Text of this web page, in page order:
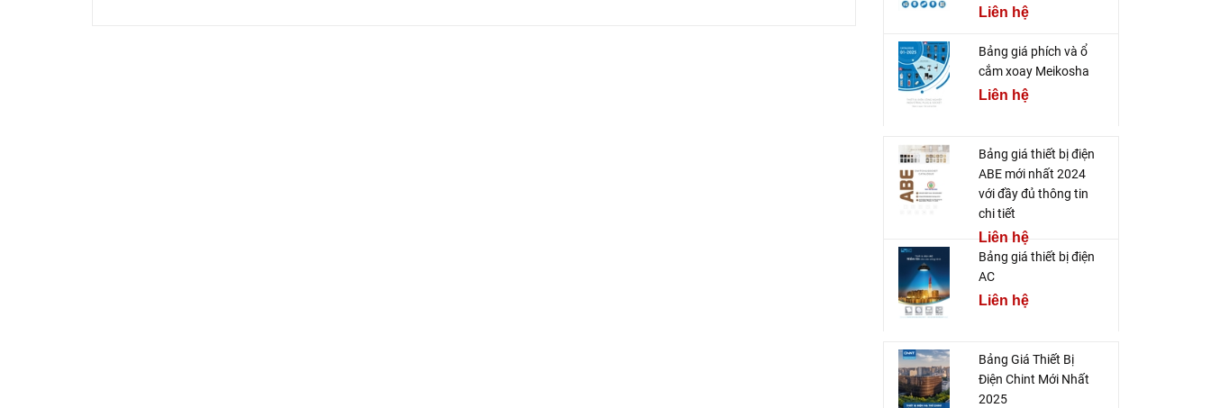
Liên hệ
Bảng giá phích và ổ
cắm xoay Meikosha
Liên hệ
Bảng giá thiết bị điện
ABE mới nhất 2024
với đầy đủ thông tin
chi tiết
Liên hệ
Bảng giá thiết bị điện
AC
Liên hệ
Bảng Giá Thiết Bị
Điện Chint Mới Nhất
2025